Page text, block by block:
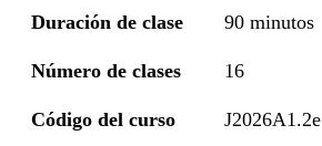
Duración de clase 90 minutos
Número de clases 16
Código del curso J2026A1.2e